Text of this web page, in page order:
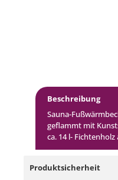
Beschreibung
Sauna-
geflammt mit
ca. 14 l-
Produktsicherheit